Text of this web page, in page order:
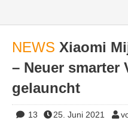
NEWS Xiaomi
– Neuer smarter
gelauncht
13 25. Juni 2021